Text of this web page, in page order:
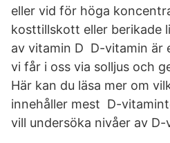
eller vid för höga
kosttillskott eller berikade
av vitamin D D-vitamin är
vi får i oss via solljus och
Här kan du läsa mer om
innehåller mest D-
vill undersöka nivåer av